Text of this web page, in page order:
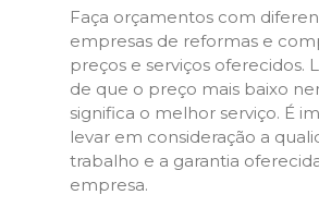
Faça orçamentos com
empresas de reformas e
preços e serviços oferecidos.
de que o preço mais baixo
significa o melhor serviço. É
levar em consideração a
trabalho e a garantia
empresa.